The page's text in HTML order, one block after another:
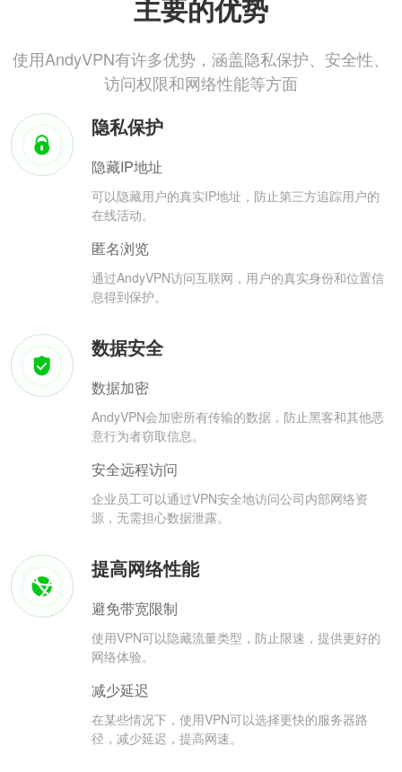
主要的优势
使用AndyVPN有许多优势，涵盖隐私保护、安全性、
访问权限和网络性能等方面
隐私保护
隐藏IP地址
可以隐藏用户的真实IP地址，防止第三方追踪用户的
在线活动。
匿名浏览
通过AndyVPN访问互联网，用户的真实身份和位置信
息得到保护。
数据安全
数据加密
AndyVPN会加密所有传输的数据，防止黑客和其他恶
意行为者窃取信息。
安全远程访问
企业员工可以通过VPN安全地访问公司内部网络资
源，无需担心数据泄露。
提高网络性能
避免带宽限制
使用VPN可以隐藏流量类型，防止限速，提供更好的
网络体验。
减少延迟
在某些情况下，使用VPN可以选择更快的服务器路
径，减少延迟，提高网速。